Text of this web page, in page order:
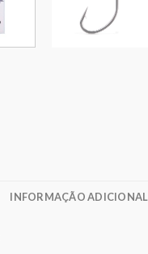
INFORMAÇÃO ADICIONAL